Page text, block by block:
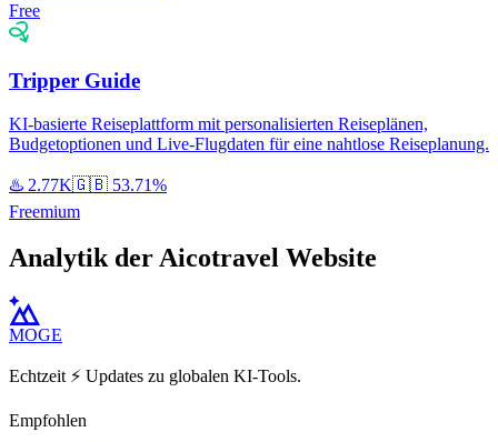
Free
Tripper Guide
KI-basierte Reiseplattform mit personalisierten Reiseplänen,
Budgetoptionen und Live-Flugdaten für eine nahtlose Reiseplanung.
♨️ 2.77K🇬🇧 53.71%
Freemium
Analytik der Aicotravel Website
MOGE
Echtzeit ⚡️ Updates zu globalen KI-Tools.
Empfohlen